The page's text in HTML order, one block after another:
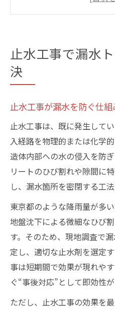
防水工事と止水の違い
防水工事と止水工
防水工事と止水工
建物の寿命を左右
雨漏り発生時の的確な
止水工事で緊急
雨漏り時に止水工
漏水経路の特定
止水工事を依頼す
建物を守る止水工事
止水工事で建物の
止水工事の基礎知
止水工事でクラッ
止水工事で漏水
決
止水工事が漏水を防ぐ仕
止水工事は、既に発生して
入経路を物理的または化学
造体内部への水の侵入を防
リートのひび割れや隙間に
し、漏水箇所を密閉する工法
東京都のような降雨量が多
地盤沈下による微細なひび
す。そのため、現地調査で
定し、適切な止水剤を選定
事は短期間で効果が現れや
ぐ“事後対応”として即効性が
ただし、止水工事の効果を